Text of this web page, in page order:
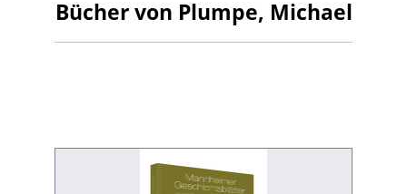
Bücher von Plumpe, Michael